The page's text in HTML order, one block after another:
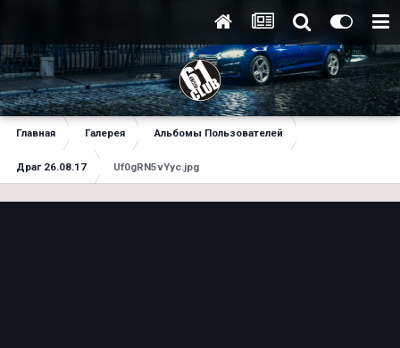
Главная Галерея Альбомы Пользователей
Драг 26.08.17 Uf0gRN5vYyc.jpg